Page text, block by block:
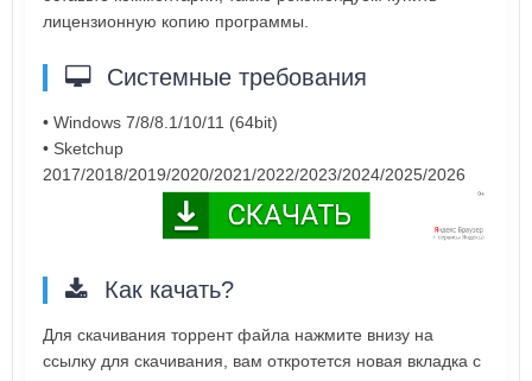
лицензионную копию программы.
Системные требования
• Windows 7/8/8.1/10/11 (64bit)
• Sketchup
2017/2018/2019/2020/2021/2022/2023/2024/2025/2026
Как качать?
Для скачивания торрент файла нажмите внизу на
ссылку для скачивания, вам откротется новая вкладка с